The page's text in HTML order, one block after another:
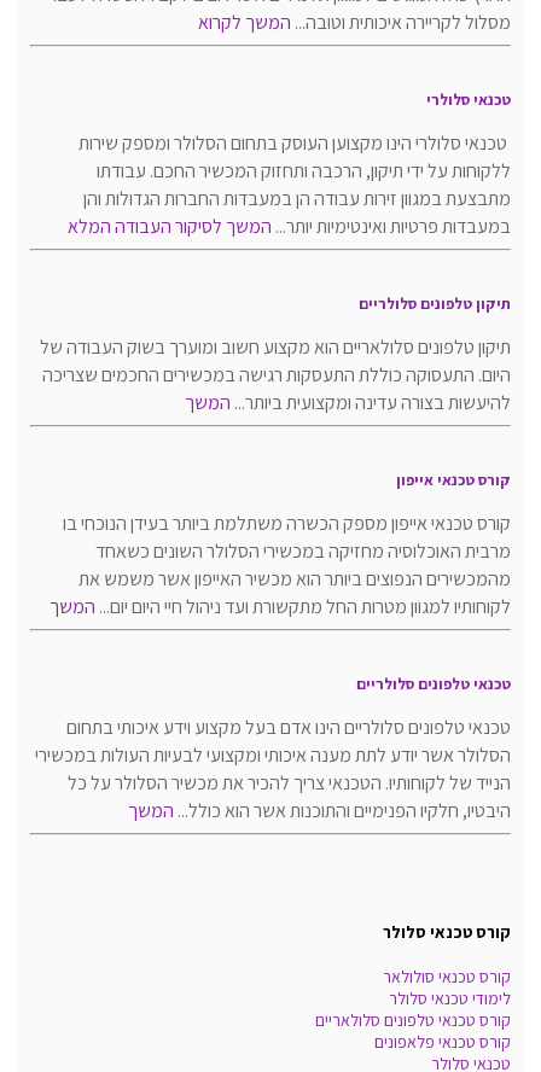
מסלול לקריירה איכותית וטובה... המשך לקרוא
טכנאי סלולרי
טכנאי סלולרי הינו מקצוען העוסק בתחום הסלולר ומספק שירות
ללקוחות על ידי תיקון, הרכבה ותחזוק המכשיר החכם. עבודתו
מתבצעת במגוון זירות עבודה הן במעבדות החברות הגדולות והן
במעבדות פרטיות ואינטימיות יותר... המשך לסיקור העבודה המלא
תיקון טלפונים סלולריים
תיקון טלפונים סלולאריים הוא מקצוע חשוב ומוערך בשוק העבודה של
היום. התעסוקה כוללת התעסקות רגישה במכשירים החכמים שצריכה
להיעשות בצורה עדינה ומקצועית ביותר... המשך
קורס טכנאי אייפון
קורס טכנאי אייפון מספק הכשרה משתלמת ביותר בעידן הנוכחי בו
מרבית האוכלוסיה מחזיקה במכשירי הסלולר השונים כשאחד
מהמכשירים הנפוצים ביותר הוא מכשיר האייפון אשר משמש את
לקוחותיו למגוון מטרות החל מתקשורת ועד ניהול חיי היום יום... המשך
טכנאי טלפונים סלולריים
טכנאי טלפונים סלולריים הינו אדם בעל מקצוע וידע איכותי בתחום
הסלולר אשר יודע לתת מענה איכותי ומקצועי לבעיות העולות במכשירי
הנייד של לקוחותיו. הטכנאי צריך להכיר את מכשיר הסלולר על כל
היבטיו, חלקיו הפנימיים והתוכנות אשר הוא כולל... המשך
קורס טכנאי סלולר
קורס טכנאי סולולאר
לימודי טכנאי סלולר
קורס טכנאי טלפונים סלולאריים
קורס טכנאי פלאפונים
טכנאי סלולר